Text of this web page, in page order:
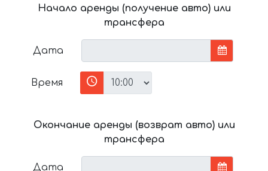
Начало аренды (получение авто) или
трансфера
Дата
Время
Окончание аренды (возврат авто) или
трансфера
Дата